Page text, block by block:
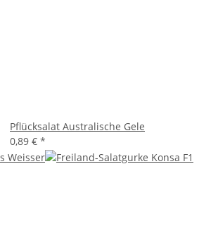
Pflücksalat Australische Gele
0,89 € *